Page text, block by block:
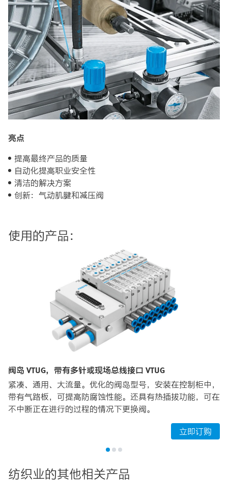
亮点
提高最终产品的质量
自动化提高职业安全性
清洁的解决方案
创新：气动肌腱和减压阀
使用的产品：
阀岛 VTUG，带有多针或现场总线接口 VTUG
紧凑、通用、大流量。优化的阀岛型号，安装在控制柜中，
带有气路板，可提高防腐蚀性能。还具有热插拔功能，可在
不中断正在进行的过程的情况下更换阀。
立即订购
纺织业的其他相关产品